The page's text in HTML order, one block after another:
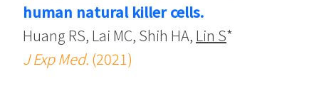
human natural killer cells.
Huang RS, Lai MC, Shih HA, Lin S*
J Exp Med. (2021)